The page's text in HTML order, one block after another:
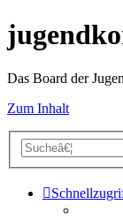
Das Board der
Zum Inhalt